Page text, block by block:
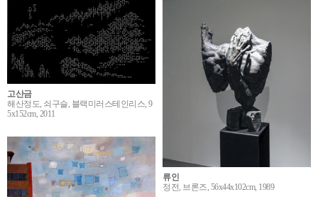
류인
정전, 브론즈, 56x44x102cm, 1989
고산금
해산정도, 쇠구슬, 블랙미러스테인리스, 9
5x152cm, 2011